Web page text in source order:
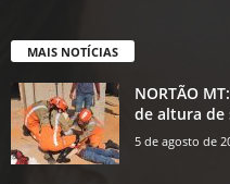
MAIS NOTÍCIAS
NORTÃO
de altura de
5 de agosto de